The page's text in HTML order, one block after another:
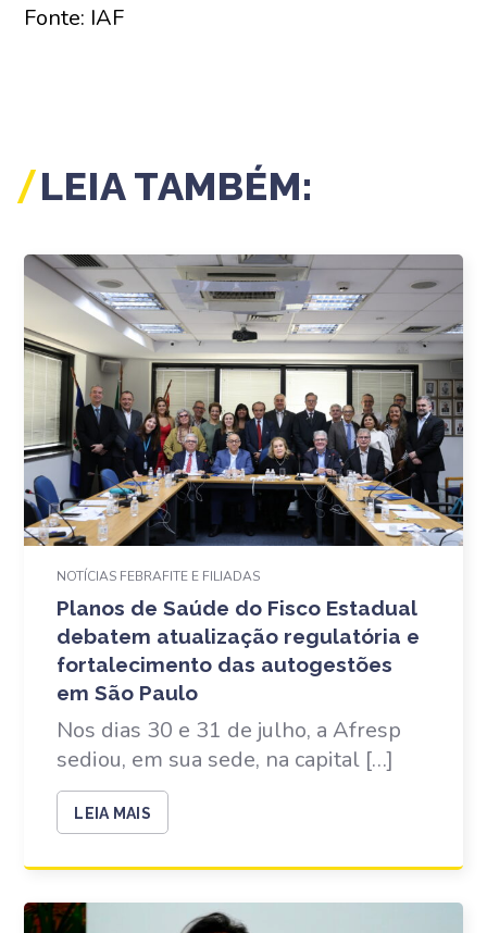
Fonte: IAF
LEIA TAMBÉM:
NOTÍCIAS FEBRAFITE E FILIADAS
Planos de Saúde do Fisco Estadual
debatem atualização regulatória e
fortalecimento das autogestões
em São Paulo
Nos dias 30 e 31 de julho, a Afresp
sediou, em sua sede, na capital […]
LEIA MAIS